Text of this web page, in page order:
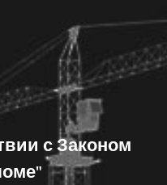
с Законом